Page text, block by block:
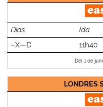
Días Ida
–X—D
11h40
Del 1 de
LONDRES